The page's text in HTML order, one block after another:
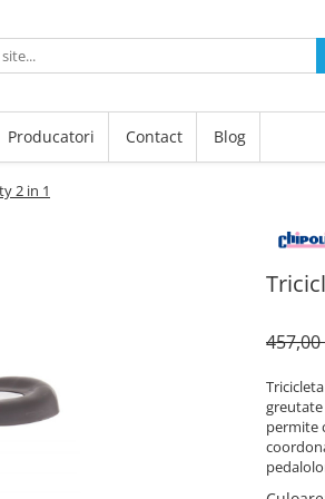
Producatori Contact Blog
2 in 1
457,00
greutate
permite